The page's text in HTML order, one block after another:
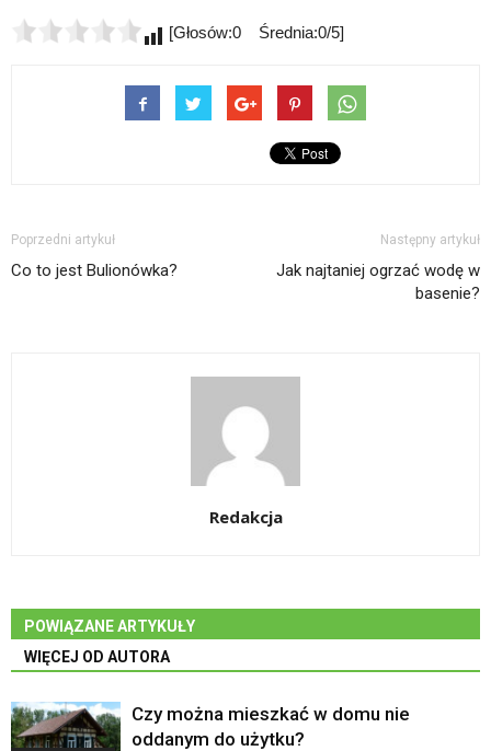
[Głosów:0 Średnia:0/5]
Poprzedni artykuł
Co to jest Bulionówka?
Następny artykuł
Jak najtaniej ogrzać wodę w
basenie?
Redakcja
POWIĄZANE ARTYKUŁY
WIĘCEJ OD AUTORA
Czy można mieszkać w domu nie
oddanym do użytku?